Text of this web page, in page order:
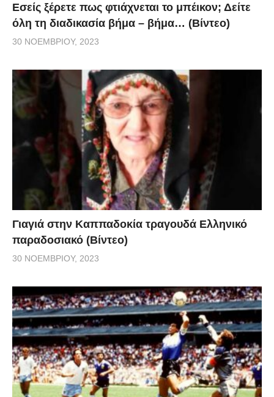
Εσείς ξέρετε πως φτιάχνεται το μπέικον; Δείτε
όλη τη διαδικασία βήμα – βήμα… (Βίντεο)
30 ΝΟΕΜΒΡΊΟΥ, 2023
Γιαγιά στην Καππαδοκία τραγουδά Ελληνικό
παραδοσιακό (Βίντεο)
30 ΝΟΕΜΒΡΊΟΥ, 2023